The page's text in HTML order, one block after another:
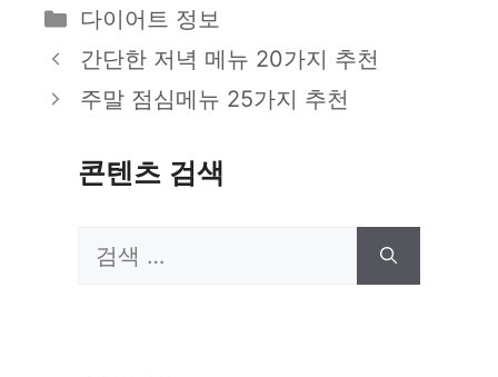
카
테
리
다이어트 정보
간단한 저녁 메뉴 20가지 추천
주말 점심메뉴 25가지 추천
콘텐츠 검색
검